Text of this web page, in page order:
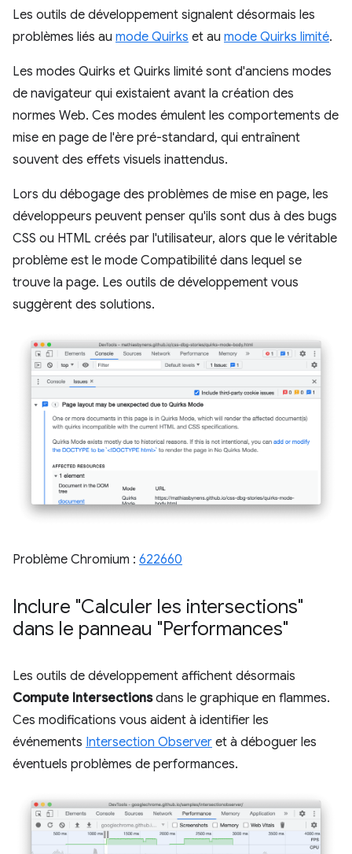
Les outils de développement signalent désormais les
problèmes liés au mode Quirks et au mode Quirks limité.
Les modes Quirks et Quirks limité sont d'anciens modes
de navigateur qui existaient avant la création des
normes Web. Ces modes émulent les comportements de
mise en page de l'ère pré-standard, qui entraînent
souvent des effets visuels inattendus.
Lors du débogage des problèmes de mise en page, les
développeurs peuvent penser qu'ils sont dus à des bugs
CSS ou HTML créés par l'utilisateur, alors que le véritable
problème est le mode Compatibilité dans lequel se
trouve la page. Les outils de développement vous
suggèrent des solutions.
Problème Chromium : 622660
Inclure "Calculer les intersections"
dans le panneau "Performances"
Les outils de développement affichent désormais
Compute Intersectionsdans le graphique en flammes.
Ces modifications vous aident à identifier les
événements Intersection Observer et à déboguer les
éventuels problèmes de performances.